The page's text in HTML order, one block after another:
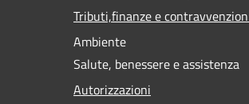
Tributi,finanze e
Ambiente
Salute, benessere e assistenza
Autorizzazioni